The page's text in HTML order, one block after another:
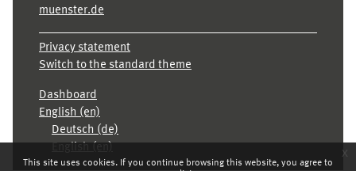
This site uses cookies. If you continue browsing this website, you agree to
x
muenster.de
Privacy statement
Switch to the standard theme
Dashboard
English ‎(en)‎
Deutsch ‎(de)‎